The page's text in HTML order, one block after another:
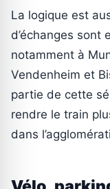
La logique est
d’échanges sont
notamment à
Vendenheim et
partie de cette
rendre le train
dans